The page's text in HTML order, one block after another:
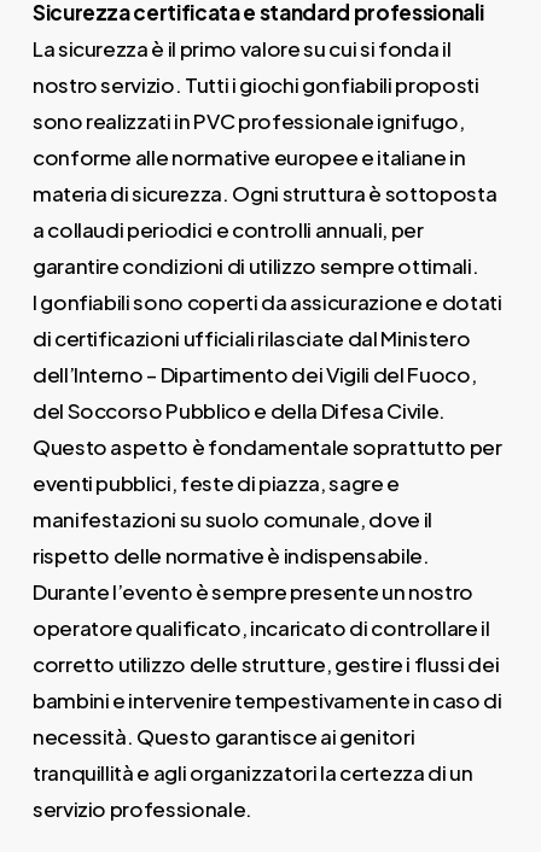
Sicurezza certificata e standard professionali
La sicurezza è il primo valore su cui si fonda il
nostro servizio. Tutti i giochi gonfiabili proposti
sono realizzati in PVC professionale ignifugo,
conforme alle normative europee e italiane in
materia di sicurezza. Ogni struttura è sottoposta
a collaudi periodici e controlli annuali, per
garantire condizioni di utilizzo sempre ottimali.
I gonfiabili sono coperti da assicurazione e dotati
di certificazioni ufficiali rilasciate dal Ministero
dell’Interno – Dipartimento dei Vigili del Fuoco,
del Soccorso Pubblico e della Difesa Civile.
Questo aspetto è fondamentale soprattutto per
eventi pubblici, feste di piazza, sagre e
manifestazioni su suolo comunale, dove il
rispetto delle normative è indispensabile.
Durante l’evento è sempre presente un nostro
operatore qualificato, incaricato di controllare il
corretto utilizzo delle strutture, gestire i flussi dei
bambini e intervenire tempestivamente in caso di
necessità. Questo garantisce ai genitori
tranquillità e agli organizzatori la certezza di un
servizio professionale.